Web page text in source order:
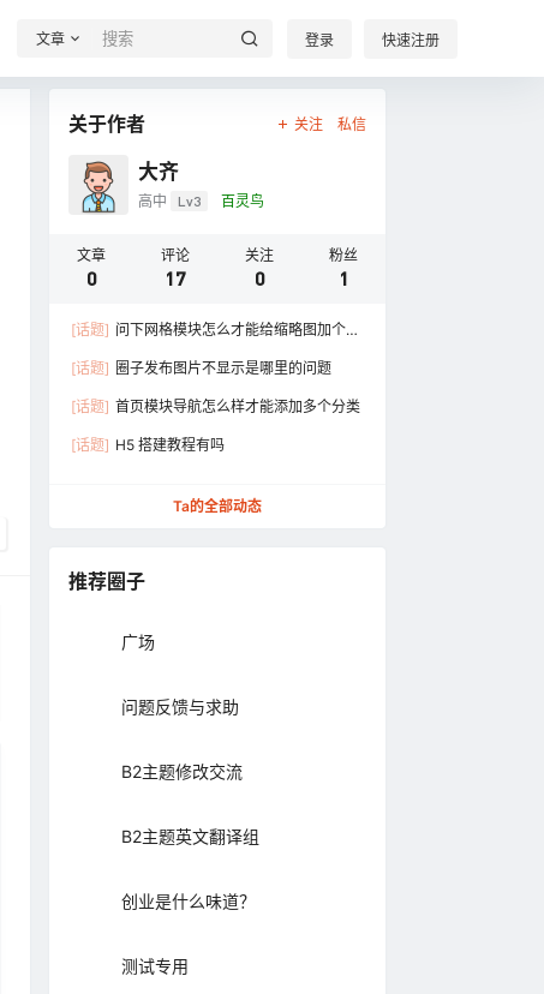
文章 登录 快速注册
关于作者 关注 私信
大齐
高中 Lv3 百灵鸟
文章
0
评论
17
关注
0
粉丝
1
[话题] 问下网格模块怎么才能给缩略图加个框
[话题] 圈子发布图片不显示是哪里的问题
[话题] 首页模块导航怎么样才能添加多个分类
[话题] H5 搭建教程有吗
Ta的全部动态
推荐圈子
广场
问题反馈与求助
B2主题修改交流
B2主题英文翻译组
创业是什么味道？
测试专用